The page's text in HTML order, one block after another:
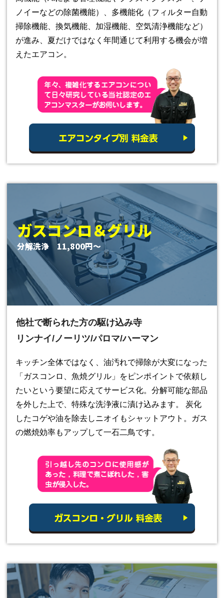
ノイーなどの除菌機能）、多機能化（フィルター自動
掃除機能、換気機能、加湿機能、空気清浄機能など）
が進み、夏だけではなく年間通じて利用する機会が増
えたエアコン。
ガスコンロ＆グリル
分解洗浄 11,800円〜
他社で断られた方の駆け込み寺
リンナイ/ノーリツ/パロマ/ハーマン
キッチン全体ではなく、油汚れで掃除が大変になった
「ガスコンロ、魚焼グリル」をピンポイントで依頼し
たいという要望に応えてサービス化。分解可能な部品
を外した上で、特殊な洗浄液に漬け込みます。 炭化
したコゲや油を除去しニオイもシャットアウト。ガス
の燃焼効率もアップして一石二鳥です。